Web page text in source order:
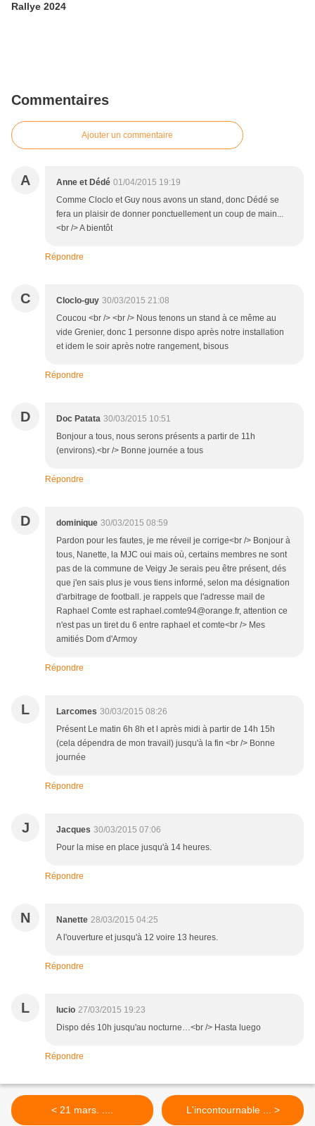
Rallye 2024
Commentaires
Ajouter un commentaire
A Anne et Dédé 01/04/2015 19:19
Comme Cloclo et Guy nous avons un stand, donc Dédé se
fera un plaisir de donner ponctuellement un coup de main...
<br /> A bientôt
Répondre
C Cloclo-guy 30/03/2015 21:08
Coucou <br /> <br /> Nous tenons un stand à ce même au
vide Grenier, donc 1 personne dispo après notre installation
et idem le soir après notre rangement, bisous
Répondre
D Doc Patata 30/03/2015 10:51
Bonjour a tous, nous serons présents a partir de 11h
(environs).<br /> Bonne journée a tous
Répondre
D dominique 30/03/2015 08:59
Pardon pour les fautes, je me réveil je corrige<br /> Bonjour à
tous, Nanette, la MJC oui mais où, certains membres ne sont
pas de la commune de Veigy Je serais peu être présent, dés
que j'en sais plus je vous tiens informé, selon ma désignation
d'arbitrage de football. je rappels que l'adresse mail de
Raphael Comte est raphael.comte94@orange.fr, attention ce
n'est pas un tiret du 6 entre raphael et comte<br /> Mes
amitiés Dom d'Armoy
Répondre
L Larcomes 30/03/2015 08:26
Présent Le matin 6h 8h et l après midi à partir de 14h 15h
(cela dépendra de mon travail) jusqu'à la fin <br /> Bonne
journée
Répondre
J Jacques 30/03/2015 07:06
Pour la mise en place jusqu'à 14 heures.
Répondre
N Nanette 28/03/2015 04:25
A l'ouverture et jusqu'à 12 voire 13 heures.
Répondre
L lucio 27/03/2015 19:23
Dispo dés 10h jusqu'au nocturne…<br /> Hasta luego
Répondre
< 21 mars. .... L'incontournable ... >